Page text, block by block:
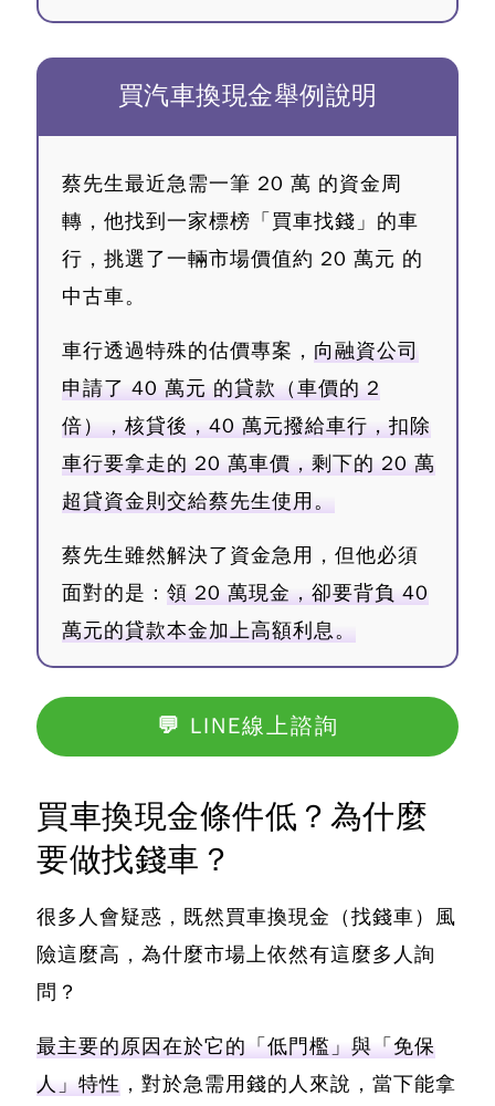
買汽車換現金舉例說明
蔡先生最近急需一筆 20 萬 的資金周
轉，他找到一家標榜「買車找錢」的車
行，挑選了一輛市場價值約 20 萬元 的
中古車。
車行透過特殊的估價專案， 向融資公司
申請了 40 萬元 的貸款（車價的 2
倍），核貸後，40 萬元撥給車行，扣除
車行要拿走的 20 萬車價，剩下的 20 萬
超貸資金則交給蔡先生使用。
蔡先生雖然解決了資金急用，但他必須
面對的是： 領 20 萬現金，卻要背負 40
萬元的貸款本金加上高額利息。
💬 LINE線上諮詢
買車換現金條件低？為什麼
要做找錢車？
很多人會疑惑， 既然買車換現金（找錢車）風
險這麼高，為什麼市場上依然有這麼多人詢
問？
最主要的原因在於它的「低門檻」與「免保
人」特性 ，對於急需用錢的人來說，當下能拿